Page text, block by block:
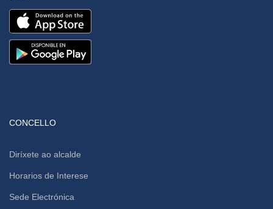
CONCELLO
Diríxete ao alcalde
Horarios de Interese
Sede Electrónica